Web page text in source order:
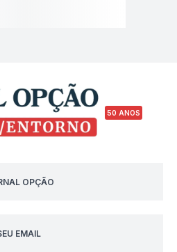
50 ANOS
OPÇÃO
EMAIL